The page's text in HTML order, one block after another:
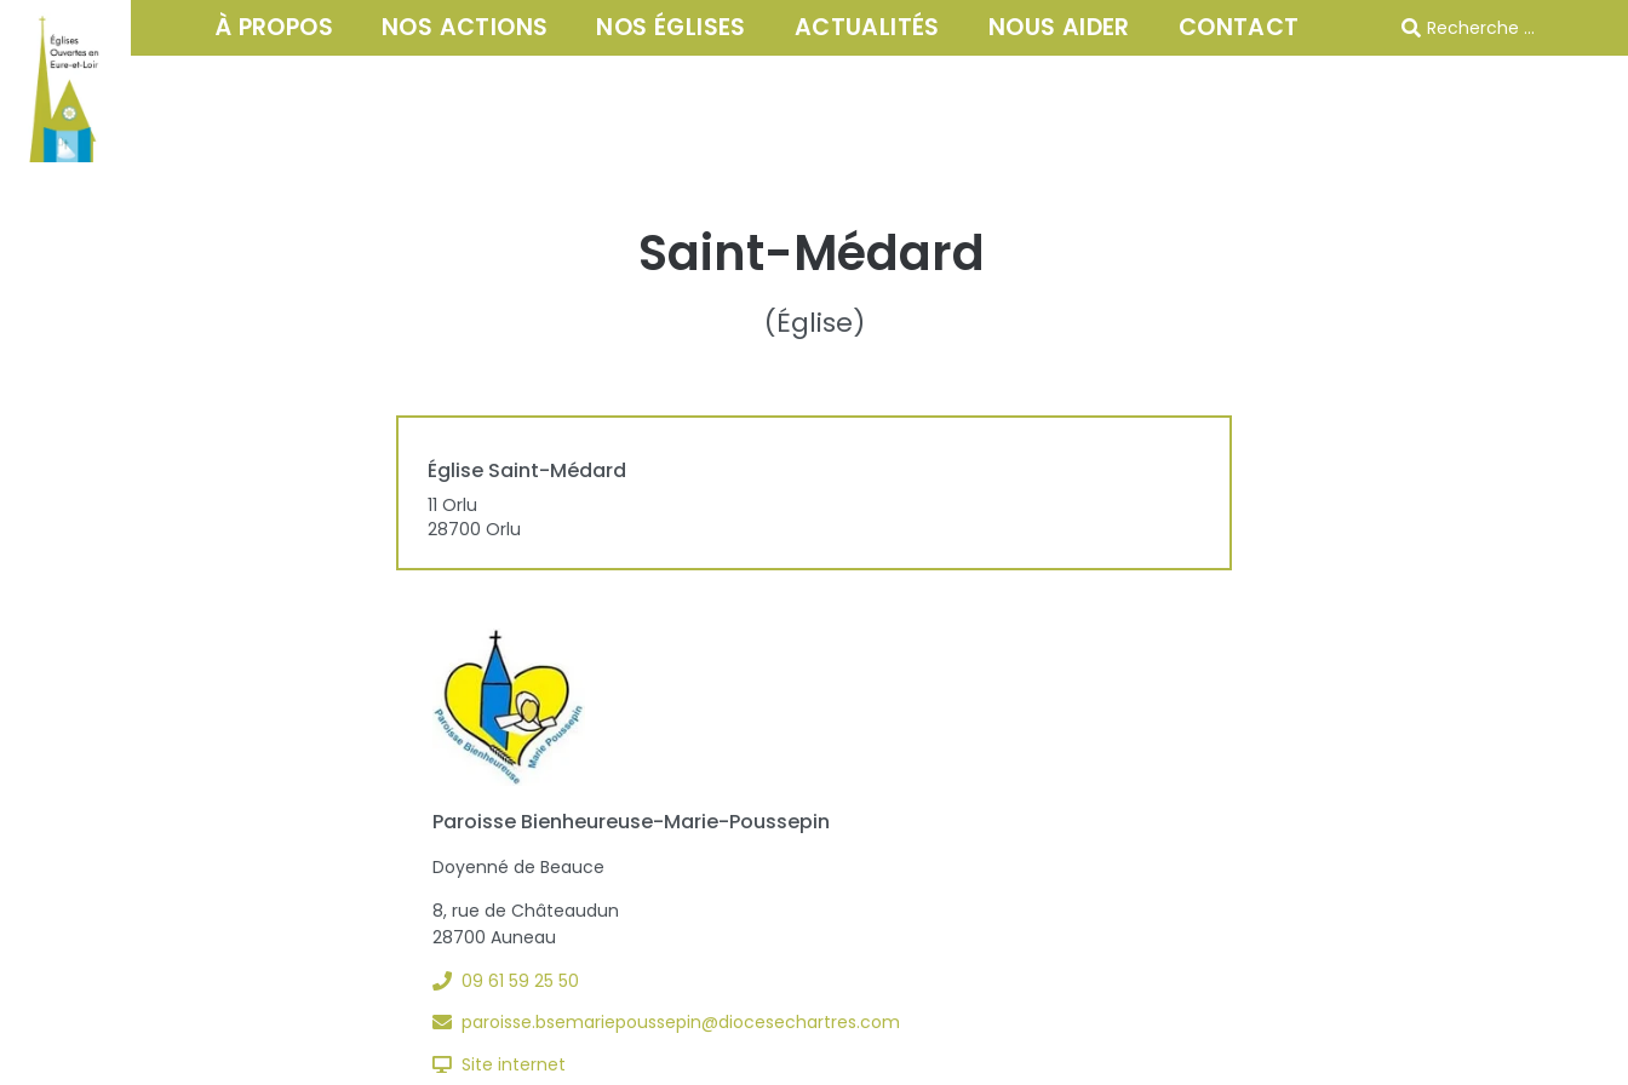
À PROPOS NOS ACTIONS NOS ÉGLISES ACTUALITÉS NOUS AIDER CONTACT
Saint-Médard
(Église)
Église Saint-Médard
11 Orlu
28700 Orlu
Paroisse Bienheureuse-Marie-Poussepin
Doyenné de Beauce
8, rue de Châteaudun
28700 Auneau
09 61 59 25 50
paroisse.bsemariepoussepin@diocesechartres.com
Site internet